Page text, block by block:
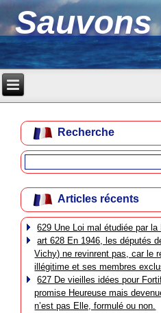
Recherche
Articles récents
629 Une Loi mal étudiée par la
art 628 En 1946, les députés
Vichy) ne revinrent pas, car le
illégitime et ses membres
627 De vieilles idées pour
promise Heureuse mais
n’est pas Elle, formulé ou non.